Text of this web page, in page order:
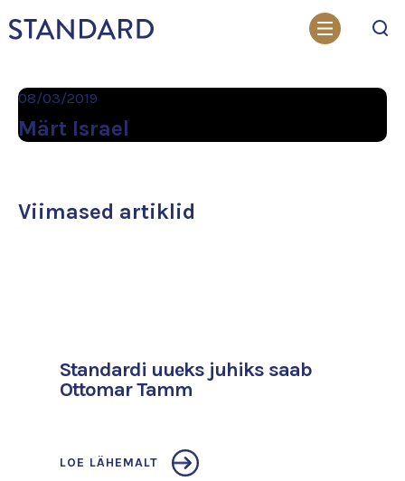
08/03/2019
Märt Israel
Viimased artiklid
Standardi uueks juhiks saab
Ottomar Tamm
LOE LÄHEMALT